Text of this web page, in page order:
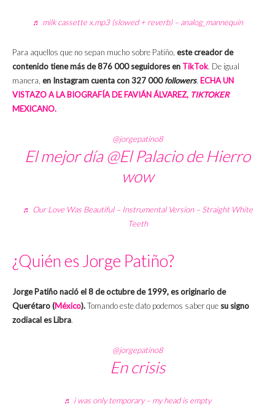
♬ milk cassette x.mp3 (slowed + reverb) – analog_mannequin
Para aquellos que no sepan mucho sobre Patiño, este creador de
contenido tiene más de 876 000 seguidores en TikTok. De igual
manera, en Instagram cuenta con 327 000followers. ECHA UN
VISTAZO A LA BIOGRAFÍA DE FAVIÁN ÁLVAREZ, TIKTOKER
MEXICANO.
@jorgepatino8
El mejor día @El Palacio de Hierro
wow
♬ Our Love Was Beautiful – Instrumental Version – Straight White
Teeth
¿Quién es Jorge Patiño?
Jorge Patiño nació el 8 de octubre de 1999, es originario de
Querétaro (México).Tomando este dato podemos saber que su signo
zodiacal es Libra.
@jorgepatino8
En crisis
♬ i was only temporary – my head is empty